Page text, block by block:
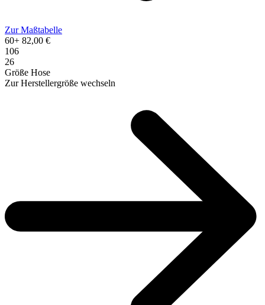
Zur Maßtabelle
60+ 82,00 €
106
26
Größe Hose
Zur Herstellergröße wechseln